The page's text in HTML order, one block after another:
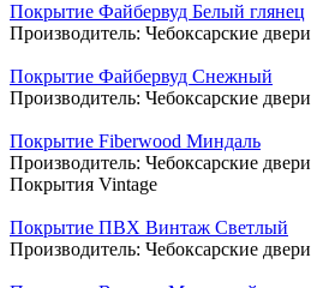
Покрытие Файбервуд Белый глянец
Производитель: Чебоксарские двери
Покрытие Файбервуд Снежный
Производитель: Чебоксарские двери
Покрытие Fiberwood Миндаль
Производитель: Чебоксарские двери
Покрытия Vintage
Покрытие ПВХ Винтаж Светлый
Производитель: Чебоксарские двери